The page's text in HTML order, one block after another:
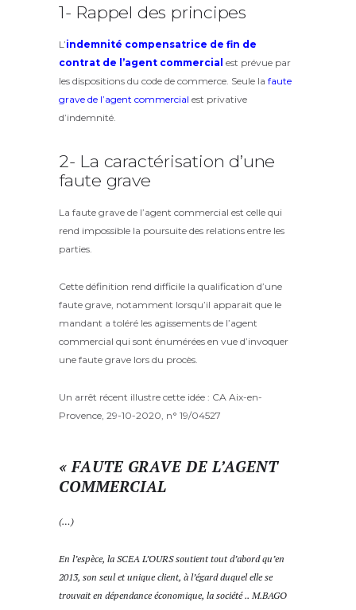
1- Rappel des principes
L’indemnité compensatrice de fin de
contrat de l’agent commercial est prévue par
les dispositions du code de commerce. Seule la faute
grave de l’agent commercial est privative
d’indemnité.
2- La caractérisation d’une
faute grave
La faute grave de l’agent commercial est celle qui
rend impossible la poursuite des relations entre les
parties.
Cette définition rend difficile la qualification d’une
faute grave, notamment lorsqu’il apparait que le
mandant a toléré les agissements de l’agent
commercial qui sont énumérées en vue d’invoquer
une faute grave lors du procès.
Un arrêt récent illustre cette idée : CA Aix-en-
Provence, 29-10-2020, n° 19/04527
« FAUTE GRAVE DE L’AGENT
COMMERCIAL
(…)
En l’espèce, la SCEA L’OURS soutient tout d’abord qu’en
2013, son seul et unique client, à l’égard duquel elle se
trouvait en dépendance économique, la société .. M.BAGO